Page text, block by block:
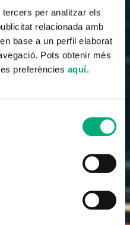
per analitzar els
relacionada amb
base a un perfil elaborat
Pots obtenir més
preferències aquí.